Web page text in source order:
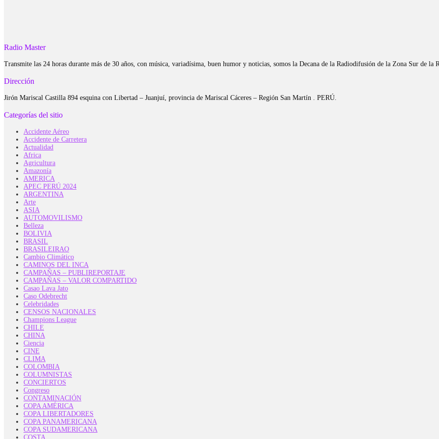
Radio Master
Transmite las 24 horas durante más de 30 años, con música, variadísima, buen humor y noticias, somos la Decana de la Radiodifusión de la Zona Sur de la
Dirección
Jirón Mariscal Castilla 894 esquina con Libertad – Juanjuí, provincia de Mariscal Cáceres – Región San Martín . PERÚ.
Categorías del sitio
Accidente Aéreo
Accidente de Carretera
Actualidad
Africa
Agricultura
Amazonía
AMERICA
APEC PERÚ 2024
ARGENTINA
Arte
ASIA
AUTOMOVILISMO
Belleza
BOLIVIA
BRASIL
BRASILEIRAO
Cambio Climático
CAMINOS DEL INCA
CAMPAÑAS – PUBLIREPORTAJE
CAMPAÑAS – VALOR COMPARTIDO
Casao Lava Jato
Caso Odebrecht
Celebridades
CENSOS NACIONALES
Champions League
CHILE
CHINA
Ciencia
CINE
CLIMA
COLOMBIA
COLUMNISTAS
CONCIERTOS
Congreso
CONTAMINACIÓN
COPA AMÉRICA
COPA LIBERTADORES
COPA PANAMERICANA
COPA SUDAMERICANA
COSTA